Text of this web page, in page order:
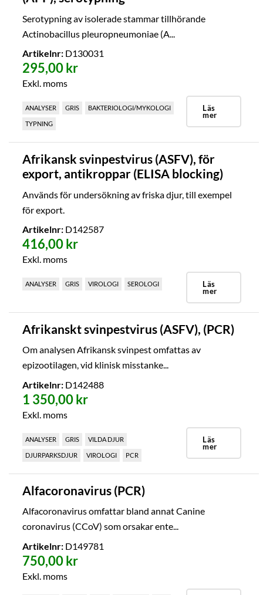
Serotypning av isolerade stammar tillhörande
Actinobacillus pleuropneumoniae (A...
Artikelnr:D130031
295,00 kr
Exkl. moms
ANALYSER GRIS BAKTERIOLOGI/MYKOLOGI
TYPNING
Läs
mer
Afrikansk svinpestvirus (ASFV), för
export, antikroppar (ELISA blocking)
Används för undersökning av friska djur, till exempel
för export.
Artikelnr:D142587
416,00 kr
Exkl. moms
ANALYSER GRIS VIROLOGI SEROLOGI Läs
mer
Afrikanskt svinpestvirus (ASFV), (PCR)
Om analysen Afrikansk svinpest omfattas av
epizootilagen, vid klinisk misstanke...
Artikelnr:D142488
1 350,00 kr
Exkl. moms
ANALYSER GRIS VILDA DJUR
DJURPARKSDJUR VIROLOGI PCR
Läs
mer
Alfacoronavirus (PCR)
Alfacoronavirus omfattar bland annat Canine
coronavirus (CCoV) som orsakar ente...
Artikelnr:D149781
750,00 kr
Exkl. moms